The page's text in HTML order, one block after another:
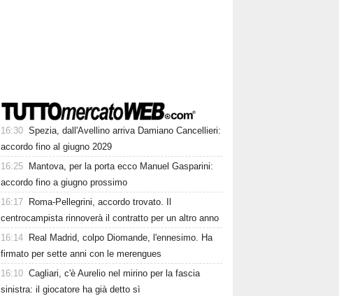
16:30 Spezia, dall'Avellino arriva Damiano Cancellieri:
accordo fino al giugno 2029
16:25
Mantova, per la porta ecco Manuel Gasparini:
accordo fino a giugno prossimo
16:17
Roma-Pellegrini, accordo trovato. Il
centrocampista rinnoverà il contratto per un altro anno
16:14
Real Madrid, colpo Diomande, l'ennesimo. Ha
firmato per sette anni con le merengues
16:10 Cagliari, c'è Aurelio nel mirino per la fascia
sinistra: il giocatore ha già detto sì